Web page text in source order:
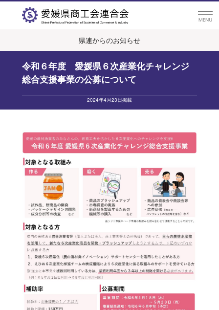
県連からのお知らせ
令和６年度 愛媛県６次産業化チャレンジ
総合支援事業の公募について
2024年4月23日掲載